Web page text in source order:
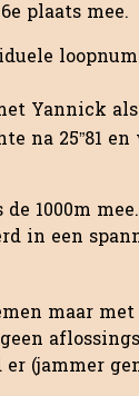
plaats mee.
Yannick
na 25”81 en
1000m
in een
maar met
(jammer